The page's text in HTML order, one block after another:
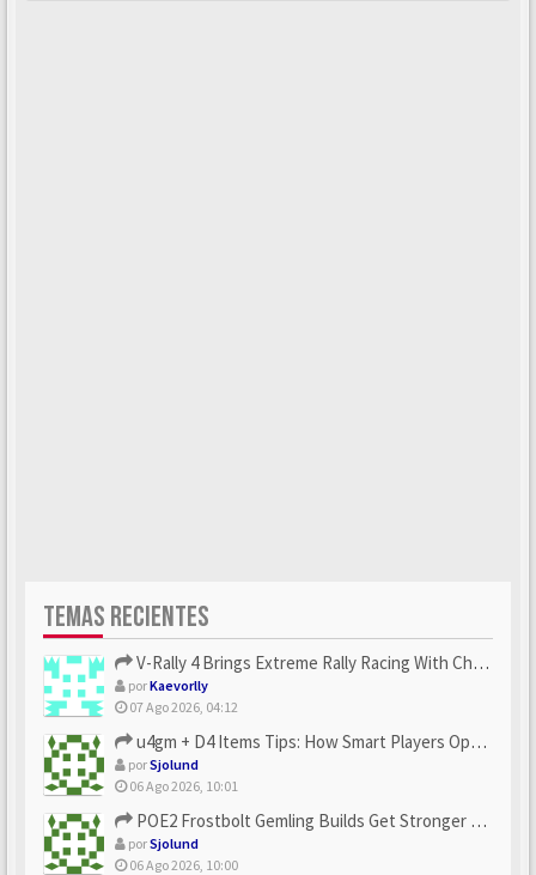
TEMAS RECIENTES
V-Rally 4 Brings Extreme Rally Racing With Challenging Track...
porKaevorlly
07 Ago 2026, 04:12
u4gm + D4 Items Tips: How Smart Players Optimize Gear, Build...
porSjolund
06 Ago 2026, 10:01
POE2 Frostbolt Gemling Builds Get Stronger With u4gm’s Ice C...
porSjolund
06 Ago 2026, 10:00